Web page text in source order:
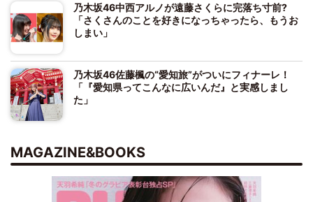
乃木坂46中西アルノが遠藤さくらに完落ち寸前?
「さくさんのことを好きになっちゃったら、もうお
しまい」
乃木坂46佐藤楓の“愛知旅”がついにフィナーレ！
「『愛知県ってこんなに広いんだ』と実感しまし
た」
MAGAZINE&BOOKS